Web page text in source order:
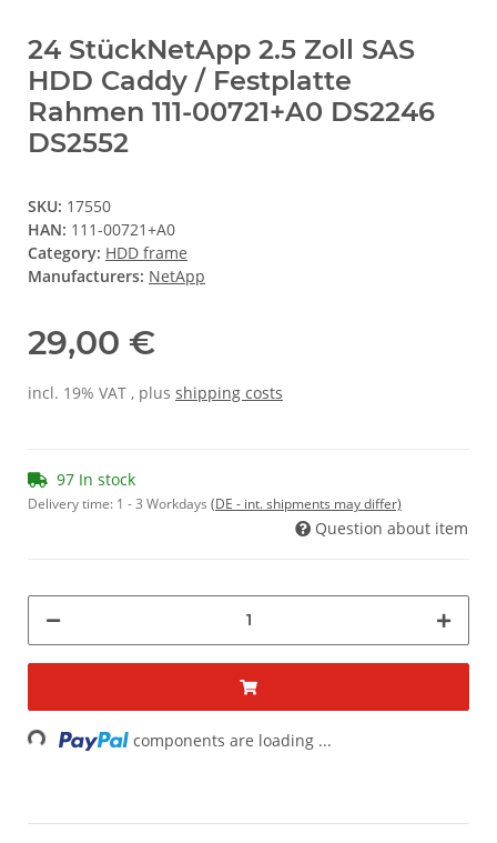
24 StückNetApp 2.5 Zoll SAS
HDD Caddy / Festplatte
Rahmen 111-00721+A0 DS2246
DS2552
SKU: 17550
HAN: 111-00721+A0
Category: HDD frame
Manufacturers: NetApp
29,00 €
incl. 19% VAT , plus shipping costs
97 In stock
Delivery time: 1 - 3 Workdays (DE - int. shipments may differ)
Question about item
Loading... components are loading ...